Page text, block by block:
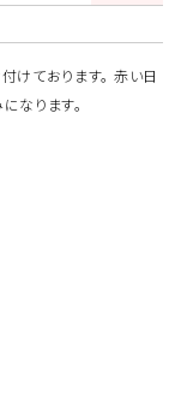
けております。 赤い日
なります。